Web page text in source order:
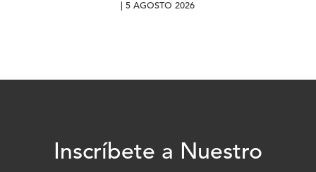
| 5 AGOSTO 2026
Inscríbete a Nuestro